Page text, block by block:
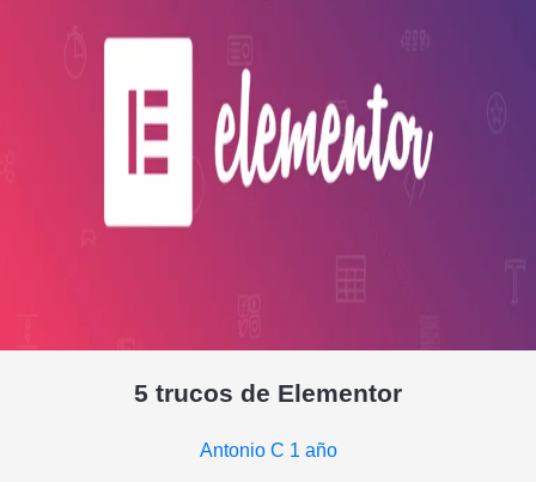
5 trucos de Elementor
Antonio C 1 año